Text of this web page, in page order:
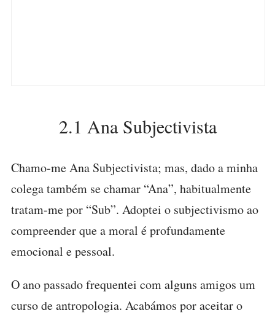
2.1 Ana Subjectivista
Chamo-me Ana Subjectivista; mas, dado a minha
colega também se chamar “Ana”, habitualmente
tratam-me por “Sub”. Adoptei o subjectivismo ao
compreender que a moral é profundamente
emocional e pessoal.
O ano passado frequentei com alguns amigos um
curso de antropologia. Acabámos por aceitar o